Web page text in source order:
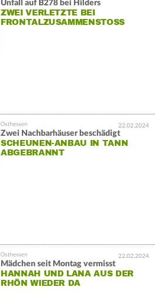
Unfall auf B278 bei Hilders
ZWEI VERLETZTE BEI
FRONTALZUSAMMENSTOSS
22.02.2024
Zwei Nachbarhäuser beschädigt
SCHEUNEN-ANBAU IN TANN
ABGEBRANNT
22.02.2024
Mädchen seit Montag vermisst
HANNAH UND LANA AUS DER
RHÖN WIEDER DA